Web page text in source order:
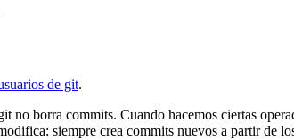
de git.
borra commits. Cuando hacemos ciertas
siempre crea commits nuevos a partir de